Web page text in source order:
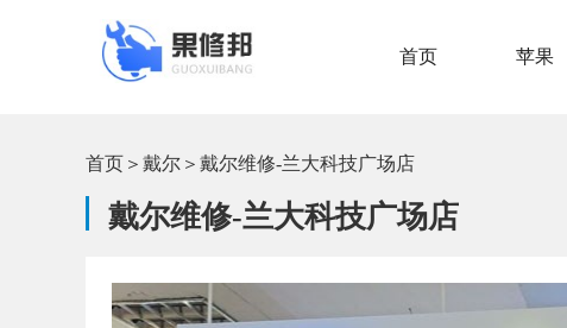
首页 苹果
首页 ＞ 戴尔 ＞ 戴尔维修-兰大科技广场店
戴尔维修-兰大科技广场店